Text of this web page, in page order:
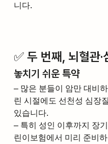
니다.
✅ 두 번째, 뇌혈관·
놓치기 쉬운 특약
– 많은 분들이 암만 대비
린 시절에도 선천성 심장
있습니다.
– 특히 성인 이후까지 장
린이보험에서 미리 준비